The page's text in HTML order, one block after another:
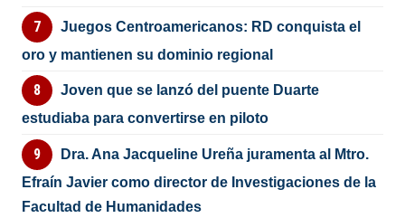
Juegos Centroamericanos: RD conquista el
oro y mantienen su dominio regional
Joven que se lanzó del puente Duarte
estudiaba para convertirse en piloto
Dra. Ana Jacqueline Ureña juramenta al Mtro.
Efraín Javier como director de Investigaciones de la
Facultad de Humanidades